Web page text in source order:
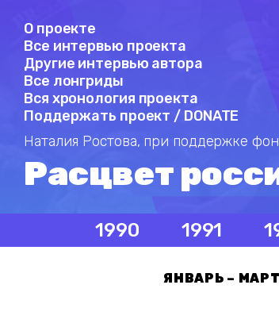
О проекте
Все интервью проекта
Другие интервью автора
Все лонгриды
Вся хронология проекта
Поддержать проект / DONATE
Наталия Ростова, при поддержке
Расцвет
1990 1991
ЯНВАРЬ – МАРТ